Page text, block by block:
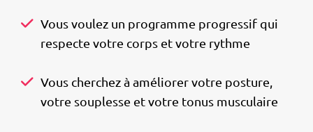
Vous voulez un programme progressif qui
respecte votre corps et votre rythme
Vous cherchez à améliorer votre posture,
votre souplesse et votre tonus musculaire